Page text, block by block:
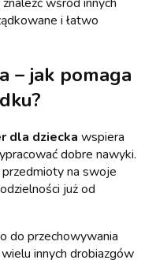
i łatwo
– jak pomaga
dla dziecka wspiera
dobre nawyki.
przedmioty na swoje
już od
do przechowywania
innych drobiazgów